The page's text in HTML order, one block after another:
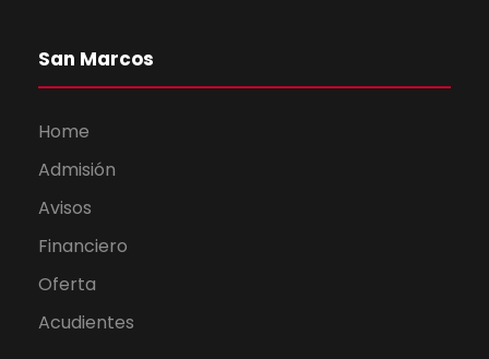
San Marcos
Home
Admisión
Avisos
Financiero
Oferta
Acudientes